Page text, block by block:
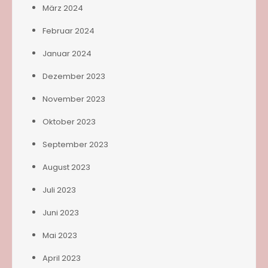
März 2024
Februar 2024
Januar 2024
Dezember 2023
November 2023
Oktober 2023
September 2023
August 2023
Juli 2023
Juni 2023
Mai 2023
April 2023